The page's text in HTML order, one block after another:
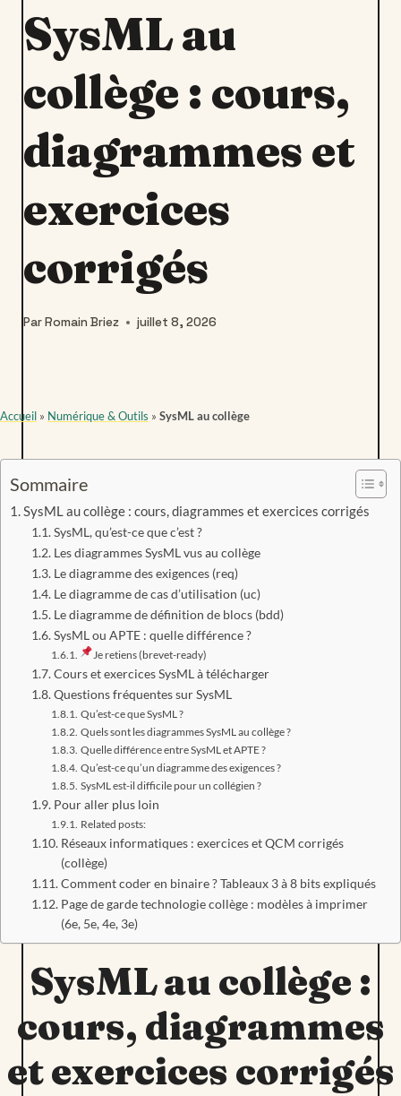
SysML au
collège : cours,
diagrammes et
exercices
corrigés
ParRomain Briez juillet 8, 2026
Accueil » Numérique & Outils » SysML au collège
Sommaire
SysML au collège : cours, diagrammes et exercices corrigés
SysML, qu’est-ce que c’est ?
Les diagrammes SysML vus au collège
Le diagramme des exigences (req)
Le diagramme de cas d’utilisation (uc)
Le diagramme de définition de blocs (bdd)
SysML ou APTE : quelle différence ?
Je retiens (brevet-ready)
Cours et exercices SysML à télécharger
Questions fréquentes sur SysML
Qu’est-ce que SysML ?
Quels sont les diagrammes SysML au collège ?
Quelle différence entre SysML et APTE ?
Qu’est-ce qu’un diagramme des exigences ?
SysML est-il difficile pour un collégien ?
Pour aller plus loin
Related posts:
Réseaux informatiques : exercices et QCM corrigés
(collège)
Comment coder en binaire ? Tableaux 3 à 8 bits expliqués
Page de garde technologie collège : modèles à imprimer
(6e, 5e, 4e, 3e)
SysML au collège :
cours, diagrammes
et exercices corrigés